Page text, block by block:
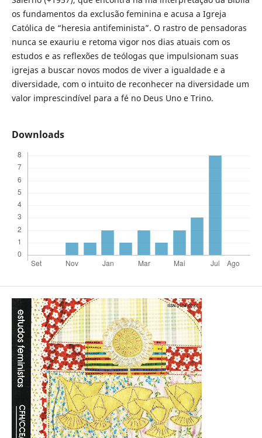
os fundamentos da exclusão feminina e acusa a Igreja
Católica de “heresia antifeminista”. O rastro de pensadoras
nunca se exauriu e retoma vigor nos dias atuais com os
estudos e as reflexões de teólogas que impulsionam suas
igrejas a buscar novos modos de viver a igualdade e a
diversidade, com o intuito de reconhecer na diversidade um
valor imprescindível para a fé no Deus Uno e Trino.
Downloads